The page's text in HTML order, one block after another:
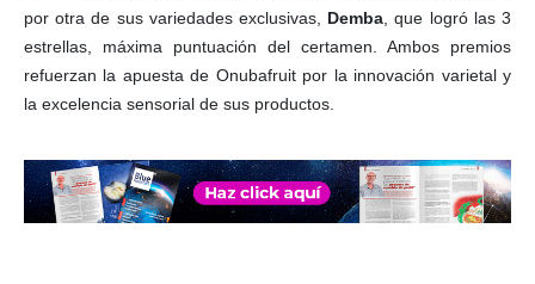
por otra de sus variedades exclusivas,
Demba , que logró las 3
estrellas, máxima puntuación del certamen. Ambos premios
refuerzan la apuesta de Onubafruit por la innovación varietal y
la excelencia sensorial de sus productos.